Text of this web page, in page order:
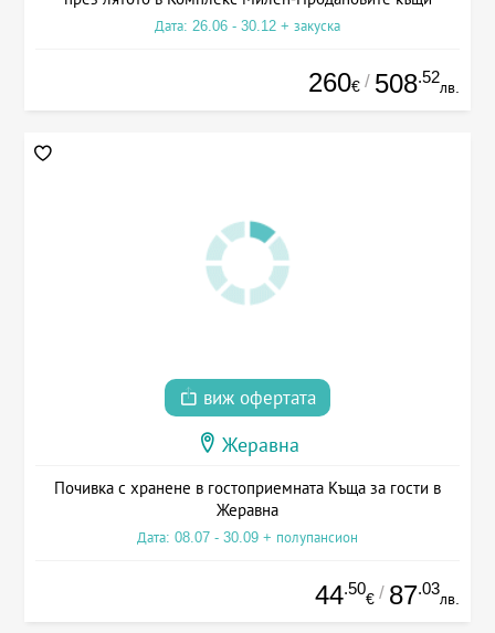
Дата: 26.06 - 30.12 + закуска
260€ / 508.52
лв.
виж офертата
Жеравна
Почивка с хранене в гостоприемната Къща за гости в
Жеравна
Дата: 08.07 - 30.09 + полупансион
44.50
€ / 87.03
лв.